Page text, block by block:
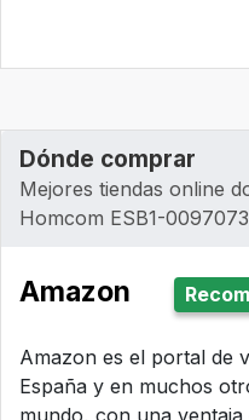
Dónde comprar
Mejores tiendas online
Homcom ESB1-
Amazon
Amazon es el portal de
España y en muchos
mundo, con una